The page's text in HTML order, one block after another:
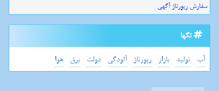
سفارش رپورتاژ آگهی
تگها
آب تولید بازار رپورتاژ آلودگی دولت برق هوا